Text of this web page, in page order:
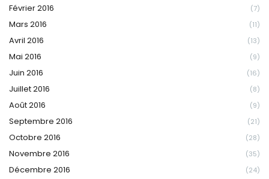
Février 2016 (7)
Mars 2016 (11)
Avril 2016 (13)
Mai 2016 (9)
Juin 2016 (16)
Juillet 2016 (8)
Août 2016 (9)
Septembre 2016 (21)
Octobre 2016 (28)
Novembre 2016 (35)
Décembre 2016 (24)